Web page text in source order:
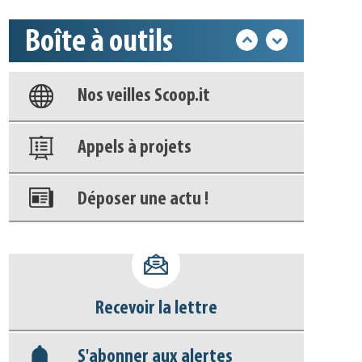
Boîte à outils
Base documentaire
Nos veilles Scoop.it
Appels à projets
Déposer une actu !
déconnecter)
Base documentaire
Recevoir la lettre
S'abonner aux alertes